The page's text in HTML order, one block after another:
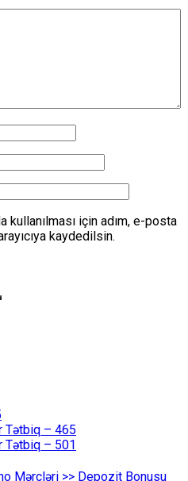
kullanılması için adım, e-posta
kaydedilsin.
Tətbiq – 465
Tətbiq – 501
Mərcləri >> Depozit Bonusu